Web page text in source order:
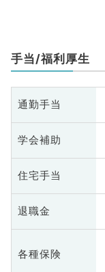
手当/福利厚生
通勤手当
学会補助
住宅手当
退職金
各種保険